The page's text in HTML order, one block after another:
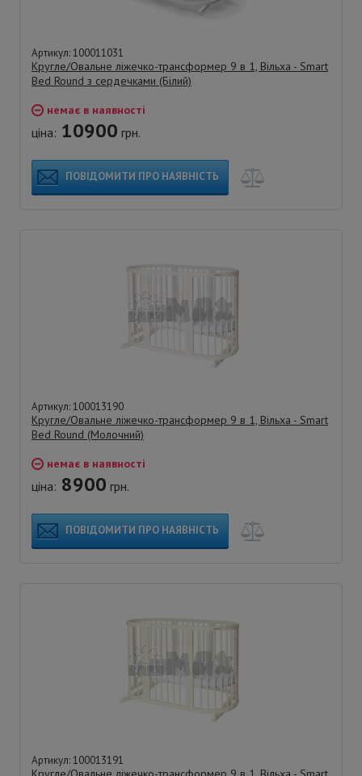
Артикул: 100011031
Кругле/Овальне ліжечко-трансформер 9 в 1, Вільха - Smart
Bed Round з сердечками (Білий)
немає в наявності
ціна: 10900 грн.
ПОВІДОМИТИ ПРО НАЯВНІСТЬ
Артикул: 100013190
Кругле/Овальне ліжечко-трансформер 9 в 1, Вільха - Smart
Bed Round (Молочний)
немає в наявності
ціна: 8900 грн.
ПОВІДОМИТИ ПРО НАЯВНІСТЬ
Артикул: 100013191